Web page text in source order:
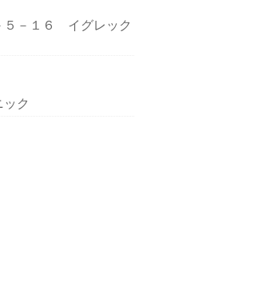
５－１６ イグレック
ク